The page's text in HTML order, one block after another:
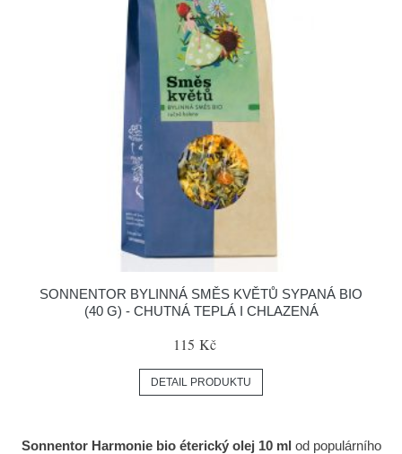
SONNENTOR BYLINNÁ SMĚS KVĚTŮ SYPANÁ BIO
(40 G) - CHUTNÁ TEPLÁ I CHLAZENÁ
115 Kč
DETAIL PRODUKTU
Sonnentor Harmonie bio éterický olej 10 ml od populárního